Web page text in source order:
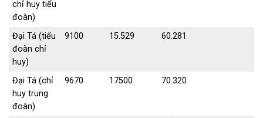
chỉ huy tiểu
đoàn)
Đại Tá (tiểu
đoàn chỉ
huy)
9100 15.529 60.281
Đại Tá (chỉ
huy trung
đoàn)
9670 17500 70.320